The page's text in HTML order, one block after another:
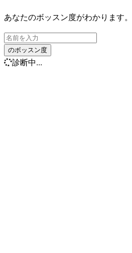
あなたのボッスン度がわかります。
のボッスン度
診断中...